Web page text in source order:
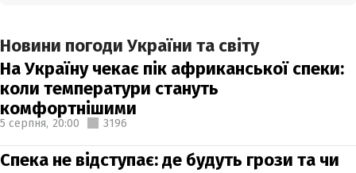
Новини погоди України та світу
На Україну чекає пік африканської спеки:
коли температури стануть
комфортнішими
5 серпня, 20:00 3196
Спека не відступає: де будуть грози та чи